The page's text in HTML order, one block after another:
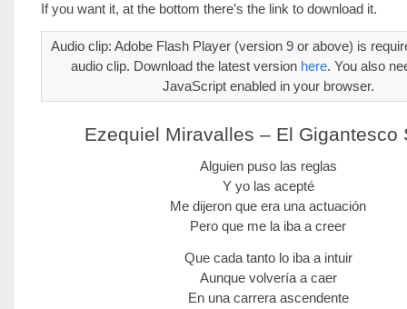
If you want it, at the bottom there’s the link to download it.
Audio clip: Adobe Flash Player (version 9 or above) is
audio clip. Download the latest version here. You also
JavaScript enabled in your browser.
Ezequiel Miravalles – El Gigantesco
Alguien puso las reglas
Y yo las acepté
Me dijeron que era una actuación
Pero que me la iba a creer
Que cada tanto lo iba a intuir
Aunque volvería a caer
En una carrera ascendente